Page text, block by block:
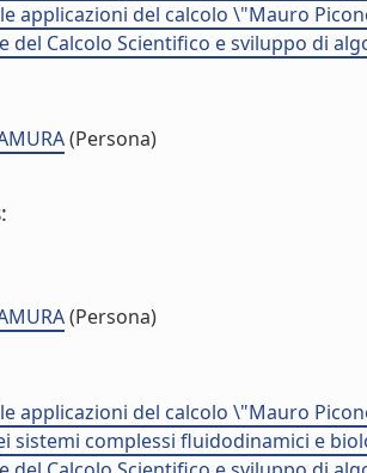
applicazioni del calcolo \"Mauro
del Calcolo Scientifico e sviluppo di
(Persona)
(Persona)
applicazioni del calcolo \"Mauro
sistemi complessi fluidodinamici e